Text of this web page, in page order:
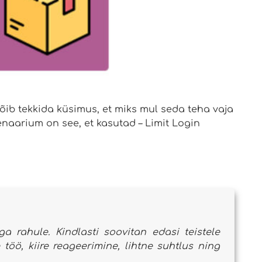
tekkida küsimus, et miks mul seda teha vaja
on see, et kasutad – Limit Login
rahule. Kindlasti soovitan edasi teistele
töö, kiire reageerimine, lihtne suhtlus ning